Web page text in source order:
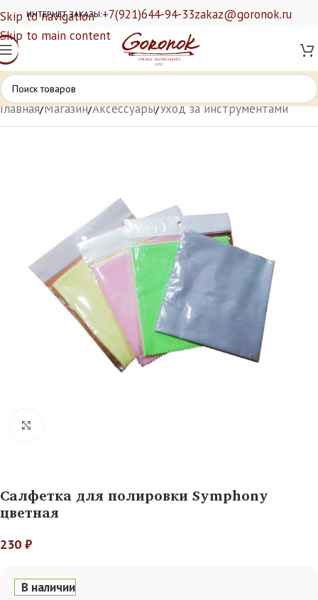
Skip to navigation
Skip to main content
ИНТЕРНЕТ ЗАКАЗЫ:+7(921)644-94-33zakaz@goronok.ru
Главная/Магазин/Аксессуары/Уход за инструментами
Салфетка для полировки Symphony
цветная
230 ₽
В наличии